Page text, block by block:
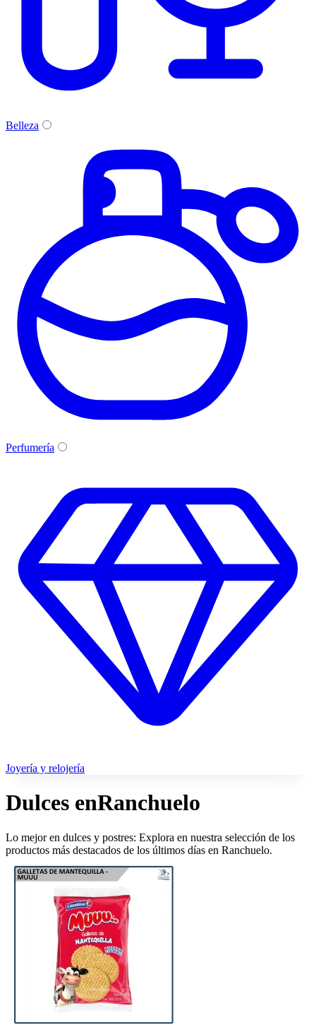
Belleza
Perfumería
Joyería y relojería
Dulces enRanchuelo
Lo mejor en dulces y postres: Explora en nuestra selección de los
productos más destacados de los últimos días en Ranchuelo.